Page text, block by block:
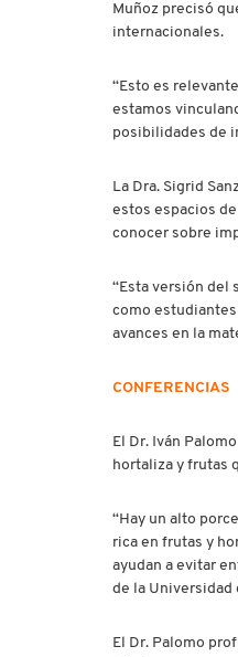
Muñoz precisó
internacionales.
“Esto es
estamos
posibilidades de
La Dra. Sigrid
estos espacios
conocer sobre
“Esta versión del
como
avances en la
CONFERENCIAS
El Dr. Iván
hortaliza y frutas
“Hay un alto
rica en frutas y
ayudan a evitar
de la Universidad
El Dr. Palomo